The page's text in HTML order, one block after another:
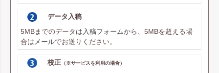
データ入稿
5MBまでのデータは 入稿フォームから、5MBを超える場
合は メールでお送りください。
校正 （※サービスを利用の場合）